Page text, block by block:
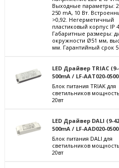
Выходные параметры:
250 mА, 10 Вт.
>0,92. Негерметичный
пластиковый корпус IP
Габаритные размеры:
окружности Ø51 мм,
мм. Гарантийный срок 5
LED Драйвер TRIAC (9-
500mA / LF-AAT020-
Блок питания TRIAK для
светильников
20вт
LED Драйвер DALI (9-
500mA / LF-AAD020-
Блок питания DALI для
светильников
20вт